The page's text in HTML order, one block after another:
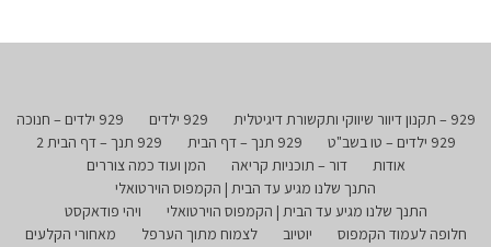
929 – תקנון דיוור שיווקי ותקשורת דיגיטלית 929 ילדים
929 ילדים – חנוכה
929 ילדים – טו בשב"ט
929 תנך – דף הבית
929 תנך – דף הבית 2
אודות
דור – תוכניות קריאה
המן ועוד כמה צוררים
התנך שלנו מגיע עד הבית | הקמפוס הוירטואלי
התנך שלנו מגיע עד הבית | הקמפוס הוירטואלי
ויהי פודאקסט
חלופה לעמוד הקמפוס
יוטיוב לצמוח מתוך הערפל
מאחורי הקלעים